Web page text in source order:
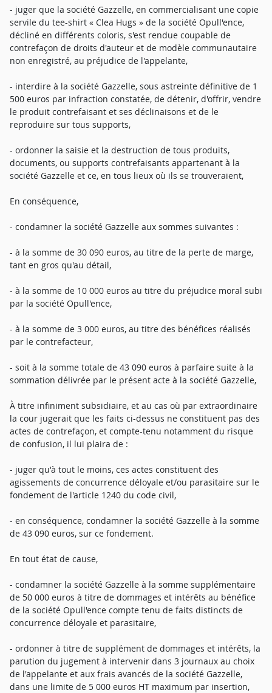
- juger que la société Gazzelle, en commercialisant une copie
servile du tee-shirt « Clea Hugs » de la société Opull'ence,
décliné en différents coloris, s'est rendue coupable de
contrefaçon de droits d'auteur et de modèle communautaire
non enregistré, au préjudice de l'appelante,
- interdire à la société Gazzelle, sous astreinte définitive de 1
500 euros par infraction constatée, de détenir, d'offrir, vendre
le produit contrefaisant et ses déclinaisons et de le
reproduire sur tous supports,
- ordonner la saisie et la destruction de tous produits,
documents, ou supports contrefaisants appartenant à la
société Gazzelle et ce, en tous lieux où ils se trouveraient,
En conséquence,
- condamner la société Gazzelle aux sommes suivantes :
- à la somme de 30 090 euros, au titre de la perte de marge,
tant en gros qu'au détail,
- à la somme de 10 000 euros au titre du préjudice moral subi
par la société Opull'ence,
- à la somme de 3 000 euros, au titre des bénéfices réalisés
par le contrefacteur,
- soit à la somme totale de 43 090 euros à parfaire suite à la
sommation délivrée par le présent acte à la société Gazzelle,
À titre infiniment subsidiaire, et au cas où par extraordinaire
la cour jugerait que les faits ci-dessus ne constituent pas des
actes de contrefaçon, et compte-tenu notamment du risque
de confusion, il lui plaira de :
- juger qu'à tout le moins, ces actes constituent des
agissements de concurrence déloyale et/ou parasitaire sur le
fondement de l'article 1240 du code civil,
- en conséquence, condamner la société Gazzelle à la somme
de 43 090 euros, sur ce fondement.
En tout état de cause,
- condamner la société Gazzelle à la somme supplémentaire
de 50 000 euros à titre de dommages et intérêts au bénéfice
de la société Opull'ence compte tenu de faits distincts de
concurrence déloyale et parasitaire,
- ordonner à titre de supplément de dommages et intérêts, la
parution du jugement à intervenir dans 3 journaux au choix
de l'appelante et aux frais avancés de la société Gazzelle,
dans une limite de 5 000 euros HT maximum par insertion,